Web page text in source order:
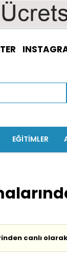
EĞITIMLER
canlı